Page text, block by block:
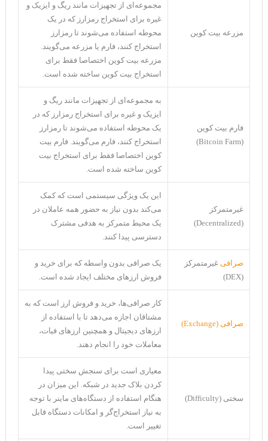
مزرعه بیت کوین
مجموعه‌ای از تجهیزات مانند ریگ و ایزیک و
غیره برای استخراج رمزارز که در یک
محوطه استفاده می‌شوند تا رمزارز
استخراج کنند، فارم یا مزرعه می‌گویند.
مزرعه بیت کوین اختصاصا فقط برای
استخراج بیت کوین ساخته شده است.
فارم بیت کوین
(Bitcoin Farm)
به مجموعه‌ای از تجهیزات مانند ریگ و
ایزیک و غیره برای استخراج رمزارز که در
یک محوطه استفاده می‌شوند تا رمزارز
استخراج کنند، فارم می‌گویند. فارم بیت
کوین اختصاصا فقط برای استخراج بیت
کوین ساخته شده است.
غیرمتمرکز
(Decentralized)
این یک ویژگی سیستمی است که کمک
می‌کند بدون نیاز به حضور همه عاملان در
یک محیط متمرکز به هدفی مشترک
دسترسی پیدا کنند.
صرافیغیرمتمرکز
(DEX)
یک صرافی بدون واسطه که برای خرید و
فروش ارزهای مختلف ایجاد شده است.
صرافی (Exchange)
کار صرافی‌ها، خرید و فروش ارز‌ است که به
مشتاقان اجازه می‌دهد تا با استفاده از
ارزهای دیجیتال و همچنین ارز‌های فیات،
معاملات خود را انجام دهند.
سختی (Difficulty)
معیاری است برای سنجش سختی پیدا
کردن بلاک جدید در شبکه. این میزان در
هنگام استفاده از دستگاه‌های ماینر با توجه
به نیاز استخراج‌گر و امکانات دستگاه قابل
تغییر است.